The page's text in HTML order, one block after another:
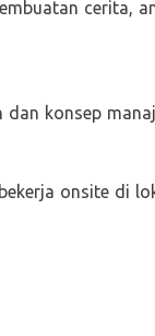
cerita,
dan konsep
onsite di